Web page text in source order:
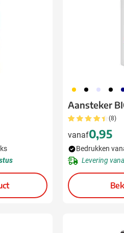
056 001 353 310
Aansteker
(8)
vanaf0,95
Bedrukken
Levering